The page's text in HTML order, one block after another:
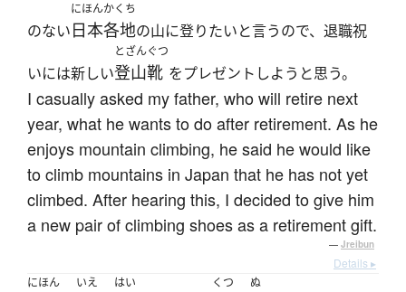
のない
にほんかくち
日本各地の山に登りたいと言うので、退職祝
いには新しい
とざんぐつ
登山靴 をプレゼントしようと思う。
I casually asked my father, who will retire next
year, what he wants to do after retirement. As he
enjoys mountain climbing, he said he would like
to climb mountains in Japan that he has not yet
climbed. After hearing this, I decided to give him
a new pair of climbing shoes as a retirement gift.
— Jreibun
Details ▸
にほん
いえ はい くつ ぬ